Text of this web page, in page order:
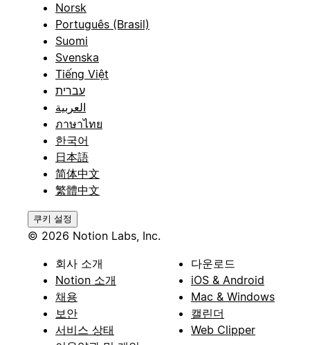
Norsk
Português (Brasil)
Suomi
Svenska
Tiếng Việt
עברית
العربية
ภาษาไทย
한국어
日本語
简体中文
繁體中文
쿠키 설정
© 2026 Notion Labs, Inc.
회사 소개
Notion 소개
채용
보안
서비스 상태
다운로드
iOS & Android
Mac & Windows
캘린더
Web Clipper